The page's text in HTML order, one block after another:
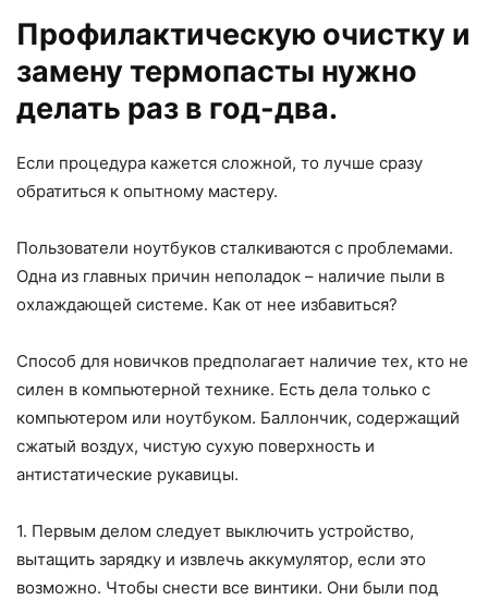
Профилактическую очистку и
замену термопасты нужно
делать раз в год-два.
Если процедура кажется сложной, то лучше сразу
обратиться к опытному мастеру.
Пользователи ноутбуков сталкиваются с проблемами.
Одна из главных причин неполадок – наличие пыли в
охлаждающей системе. Как от нее избавиться?
Способ для новичков предполагает наличие тех, кто не
силен в компьютерной технике. Есть дела только с
компьютером или ноутбуком. Баллончик, содержащий
сжатый воздух, чистую сухую поверхность и
антистатические рукавицы.
1. Первым делом следует выключить устройство,
вытащить зарядку и извлечь аккумулятор, если это
возможно. Чтобы снести все винтики. Они были под